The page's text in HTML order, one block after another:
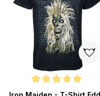
Durchschnittliche